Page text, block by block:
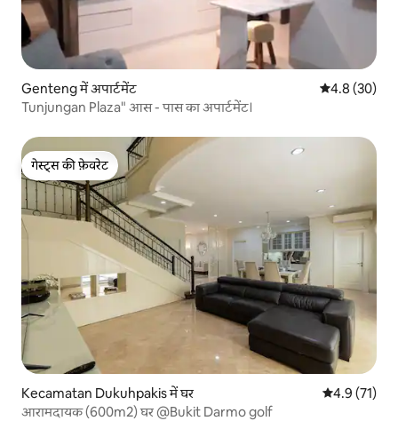
Genteng में अपार्टमेंट औसत रेटिंग 5 में
4.8 (30)
Tunjungan Plaza" आस - पास का अपार्टमेंट।
गेस्ट्स की फ़ेवरेट
गेस्ट्स की फ़ेवरेट
Kecamatan Dukuhpakis में घर औसत रेटिंग 5
4.9 (71)
आरामदायक (600m2) घर @Bukit Darmo golf